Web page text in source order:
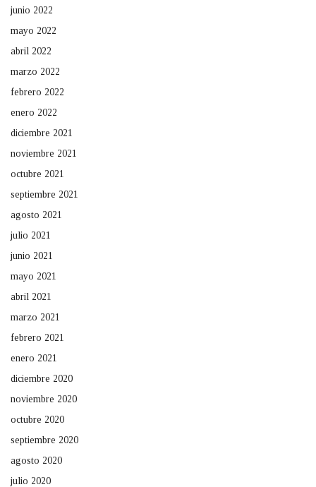
junio 2022
mayo 2022
abril 2022
marzo 2022
febrero 2022
enero 2022
diciembre 2021
noviembre 2021
octubre 2021
septiembre 2021
agosto 2021
julio 2021
junio 2021
mayo 2021
abril 2021
marzo 2021
febrero 2021
enero 2021
diciembre 2020
noviembre 2020
octubre 2020
septiembre 2020
agosto 2020
julio 2020